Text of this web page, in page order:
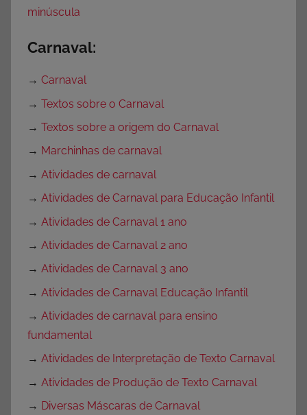
minúscula
Carnaval:
→ Carnaval
→ Textos sobre o Carnaval
→ Textos sobre a origem do Carnaval
→ Marchinhas de carnaval
→ Atividades de carnaval
→ Atividades de Carnaval para Educação Infantil
→ Atividades de Carnaval 1 ano
→ Atividades de Carnaval 2 ano
→ Atividades de Carnaval 3 ano
→ Atividades de Carnaval Educação Infantil
→ Atividades de carnaval para ensino
fundamental
→ Atividades de Interpretação de Texto Carnaval
→ Atividades de Produção de Texto Carnaval
→ Diversas Máscaras de Carnaval